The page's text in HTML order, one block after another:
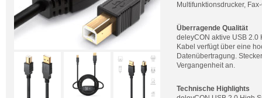
Multifunktionsdrucker,
Überragende Qualität
deleyCON aktive USB
Kabel verfügt über eine
Datenübertragung.
Vergangenheit an.
Technische Highlights